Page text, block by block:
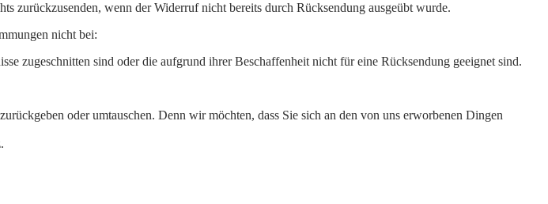
zurückzusenden, wenn der Widerruf nicht bereits durch Rücksendung ausgeübt wurde.
nicht bei:
zugeschnitten sind oder die aufgrund ihrer Beschaffenheit nicht für eine Rücksendung geeignet sind.
oder umtauschen. Denn wir möchten, dass Sie sich an den von uns erworbenen Dingen